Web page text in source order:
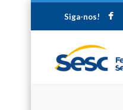
Siga-nos!